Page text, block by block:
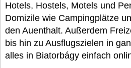
Hotels, Hostels, Motels und
Domizile wie Campingplätze
den Auenthalt. Außerdem
bis hin zu Ausflugszielen in
alles in Biatorbágy einfach